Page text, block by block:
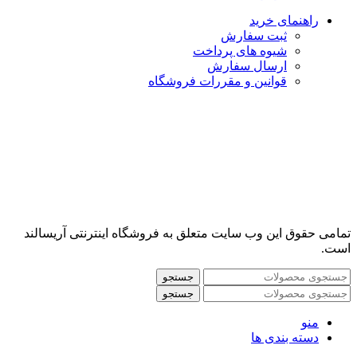
راهنمای خرید
ثبت سفارش
شیوه های پرداخت
ارسال سفارش
قوانین و مقررات فروشگاه
تمامی حقوق این وب سایت متعلق به فروشگاه اینترنتی آریسالند
است.
جستجو
جستجو
منو
دسته بندی ها